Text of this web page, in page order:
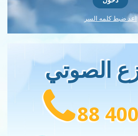
اعد ضبط كلمه السر
الصوتي
88